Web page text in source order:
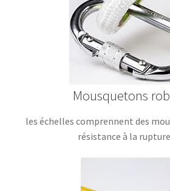
Mousquetons
les échelles comprennent des
résistance à la